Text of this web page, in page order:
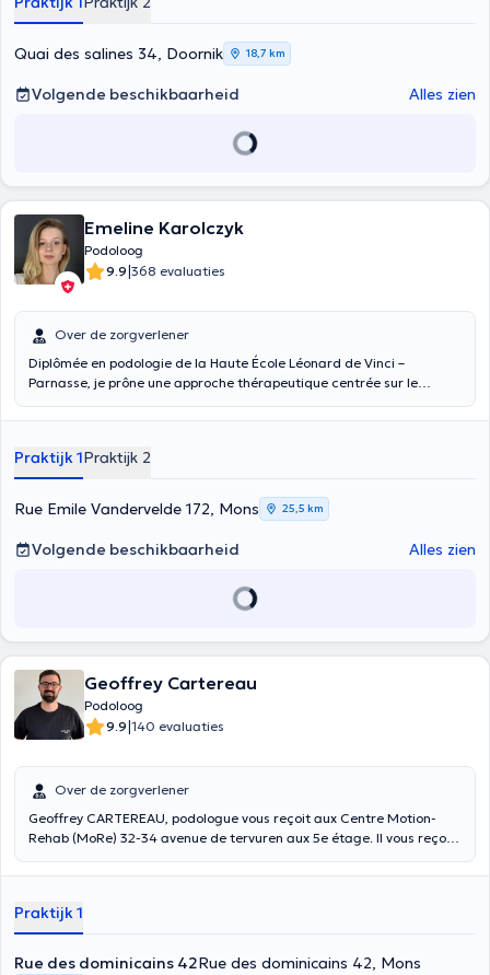
lumbago, migraine, cervicale en thoracale spanningen, chronische
pijn. Aan de hand van een volledig onderzoek kan zij u doorverwijzen
naar een geschikt multidisciplinair team om uw pijn te verlichten. Zij
voert pedicurebehandelingen uit (voetverzorging, ingegroeide
teennagels, likdoorns, eelt). Het maken van orthonyxis, orthoplastie,
orthoplastie behoren tot haar vaardigheden. Aarzel niet om een
Quai des salines 34, Doornik 18,7 km
Volgende beschikbaarheid Alles zien
Emeline Karolczyk
Podoloog
9.9|368 evaluaties
Over de zorgverlener
Diplômée en podologie de la Haute École Léonard de Vinci –
Parnasse, je prône une approche thérapeutique centrée sur le
douceur des soins (coupe des ongles, ongle incarné, cor, durillon, …)
traiter, à l’aide de semelles ou autre, des pathologies telles que des
tendinites (du tibial post, d’Achille, …), fasciites plantaires,
gonalgies, syndrome de l’essuie-glace, … Renseignement/prise de
RDV : 0495/84.55.39.
Praktijk 1Praktijk 2
Rue Emile Vandervelde 172, Mons 25,5 km
Volgende beschikbaarheid Alles zien
Geoffrey Cartereau
Podoloog
9.9|140 evaluaties
Over de zorgverlener
Geoffrey CARTEREAU, podologue vous reçoit aux Centre Motion-
Rehab (MoRe) 32-34 avenue de tervuren aux 5e étage. Il vous reçoit
Praktijk 1
Rue des dominicains 42Rue des dominicains 42, Mons